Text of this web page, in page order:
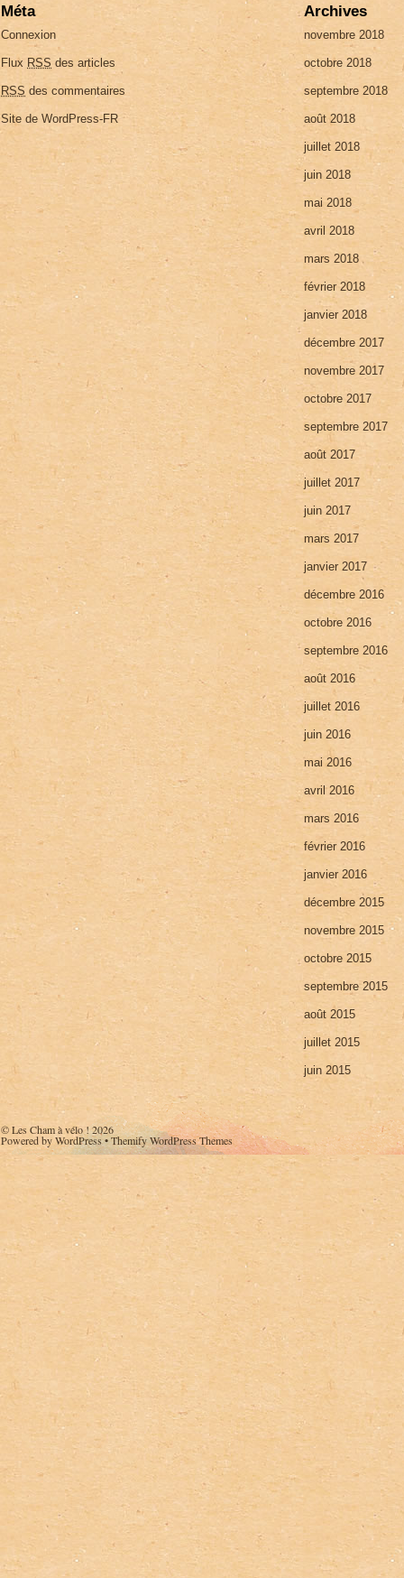
Méta
Connexion
Flux RSS des articles
RSS des commentaires
Site de WordPress-FR
Archives
novembre 2018
octobre 2018
septembre 2018
août 2018
juillet 2018
juin 2018
mai 2018
avril 2018
mars 2018
février 2018
janvier 2018
décembre 2017
novembre 2017
octobre 2017
septembre 2017
août 2017
juillet 2017
juin 2017
mars 2017
janvier 2017
décembre 2016
octobre 2016
septembre 2016
août 2016
juillet 2016
juin 2016
mai 2016
avril 2016
mars 2016
février 2016
janvier 2016
décembre 2015
novembre 2015
octobre 2015
septembre 2015
août 2015
juillet 2015
juin 2015
©Les Cham à vélo !2026
Powered byWordPress•Themify WordPress Themes